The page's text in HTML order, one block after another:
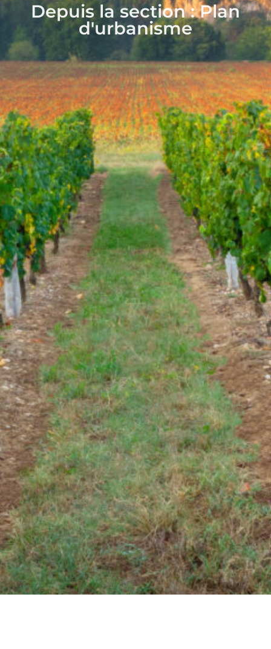
Depuis la section : Plan
d'urbanisme